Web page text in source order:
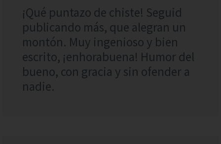
¡Qué puntazo de chiste! Seguid
publicando más, que alegran un
montón. Muy ingenioso y bien
escrito, ¡enhorabuena! Humor del
bueno, con gracia y sin ofender a
nadie.